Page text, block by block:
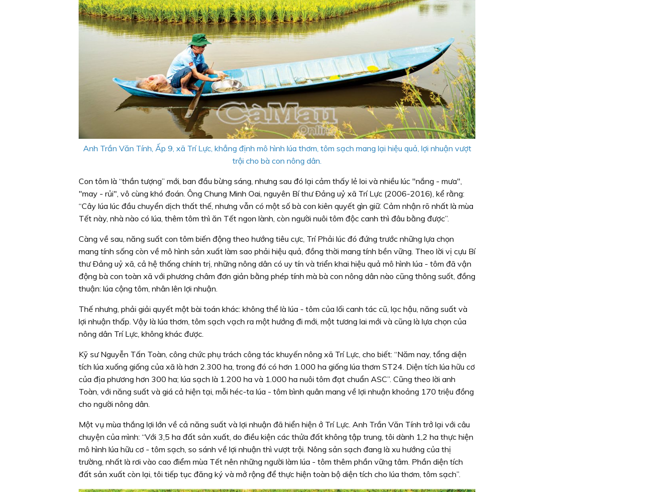
Anh Trần Văn Tính, Ấp 9, xã Trí Lực, khẳng định mô hình lúa thơm, tôm sạch mang lại hiệu quả, lợi nhuận vượt
trội cho bà con nông dân.
Con tôm là “thần tượng” mới, ban đầu bừng sáng, nhưng sau đó lại cảm thấy lẻ loi và nhiều lúc "nắng - mưa",
"may - rủi", vô cùng khó đoán. Ông Chung Minh Oai, nguyên Bí thư Ðảng uỷ xã Trí Lực (2006-2016), kể rằng:
“Cây lúa lúc đầu chuyển dịch thất thế, nhưng vẫn có một số bà con kiên quyết gìn giữ. Cảm nhận rõ nhất là mùa
Tết này, nhà nào có lúa, thêm tôm thì ăn Tết ngon lành, còn người nuôi tôm độc canh thì đâu bằng được”.
Càng về sau, năng suất con tôm biến động theo hướng tiêu cực, Trí Phải lúc đó đứng trước những lựa chọn
mang tính sống còn về mô hình sản xuất làm sao phải hiệu quả, đồng thời mang tính bền vững. Theo lời vị cựu Bí
thư Ðảng uỷ xã, cả hệ thống chính trị, những nông dân có uy tín và triển khai hiệu quả mô hình lúa - tôm đã vận
động bà con toàn xã với phương châm đơn giản bằng phép tính mà bà con nông dân nào cũng thông suốt, đồng
thuận: lúa cộng tôm, nhân lên lợi nhuận.
Thế nhưng, phải giải quyết một bài toán khác: không thể là lúa - tôm của lối canh tác cũ, lạc hậu, năng suất và
lợi nhuận thấp. Vậy là lúa thơm, tôm sạch vạch ra một hướng đi mới, một tương lai mới và cũng là lựa chọn của
nông dân Trí Lực, không khác được.
Kỹ sư Nguyễn Tấn Toàn, công chức phụ trách công tác khuyến nông xã Trí Lực, cho biết: “Năm nay, tổng diện
tích lúa xuống giống của xã là hơn 2.300 ha, trong đó có hơn 1.000 ha giống lúa thơm ST24. Diện tích lúa hữu cơ
của địa phương hơn 300 ha; lúa sạch là 1.200 ha và 1.000 ha nuôi tôm đạt chuẩn ASC”. Cũng theo lời anh
Toàn, với năng suất và giá cả hiện tại, mỗi héc-ta lúa - tôm bình quân mang về lợi nhuận khoảng 170 triệu đồng
cho người nông dân.
Một vụ mùa thắng lợi lớn về cả năng suất và lợi nhuận đã hiển hiện ở Trí Lực. Anh Trần Văn Tính trở lại với câu
chuyện của mình: “Với 3,5 ha đất sản xuất, do điều kiện các thửa đất không tập trung, tôi dành 1,2 ha thực hiện
mô hình lúa hữu cơ - tôm sạch, so sánh về lợi nhuận thì vượt trội. Nông sản sạch đang là xu hướng của thị
trường, nhất là rơi vào cao điểm mùa Tết nên những người làm lúa - tôm thêm phần vững tâm. Phần diện tích
đất sản xuất còn lại, tôi tiếp tục đăng ký và mở rộng để thực hiện toàn bộ diện tích cho lúa thơm, tôm sạch”.